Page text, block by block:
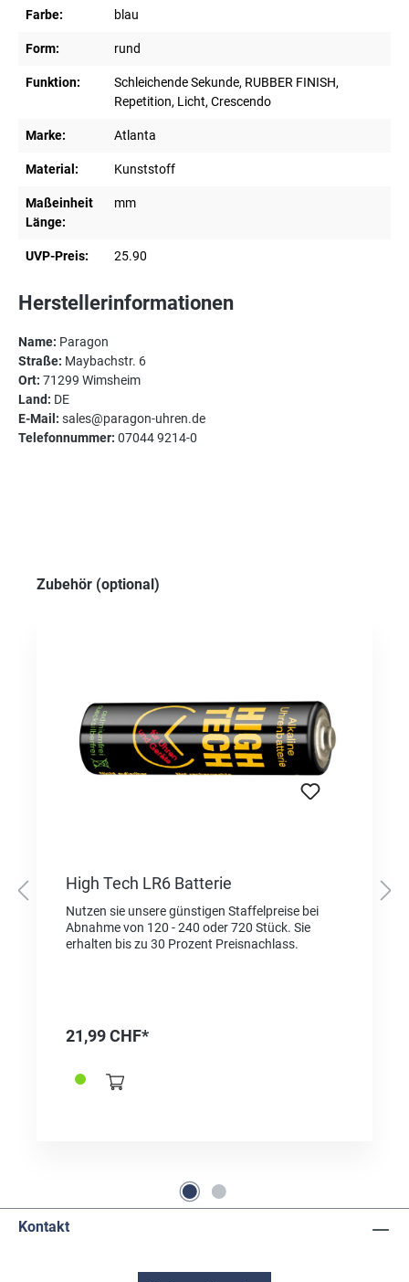
Farbe: blau
Form: rund
Funktion:
Schleichende Sekunde, RUBBER FINISH,
Repetition, Licht, Crescendo
Marke: Atlanta
Material: Kunststoff
Maßeinheit
Länge:
mm
UVP-Preis: 25.90
Herstellerinformationen
Name: Paragon
Straße: Maybachstr. 6
Ort: 71299 Wimsheim
Land: DE
E-Mail: sales@paragon-uhren.de
Telefonnummer: 07044 9214-0
Produktgalerie überspringen
Zubehör (optional)
High Tech LR6 Batterie
Nutzen sie unsere günstigen Staffelpreise bei
Abnahme von 120 - 240 oder 720 Stück. Sie
erhalten bis zu 30 Prozent Preisnachlass.
21,99 CHF*
Kontakt